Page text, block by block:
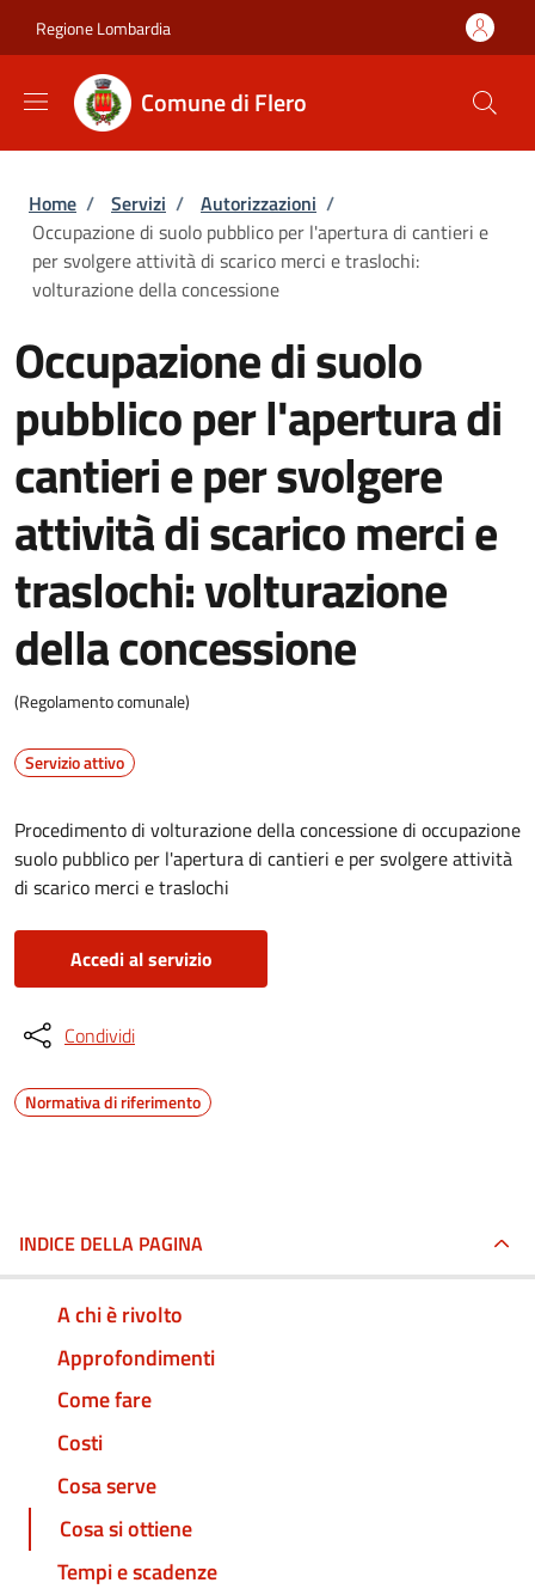
Regione Lombardia
Comune di Flero
Briciole di pane
Home / Servizi / Autorizzazioni /
Occupazione di suolo pubblico per l'apertura di cantieri e
per svolgere attività di scarico merci e traslochi:
volturazione della concessione
Occupazione di suolo
pubblico per l'apertura di
cantieri e per svolgere
attività di scarico merci e
traslochi: volturazione
della concessione
(Regolamento comunale)
Servizio attivo
Procedimento di volturazione della concessione di occupazione
suolo pubblico per l'apertura di cantieri e per svolgere attività
di scarico merci e traslochi
Accedi al servizio
Condividi
Normativa di riferimento
INDICE DELLA PAGINA
A chi è rivolto
Approfondimenti
Come fare
Costi
Cosa serve
Cosa si ottiene
Tempi e scadenze